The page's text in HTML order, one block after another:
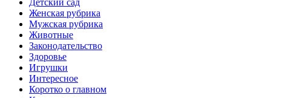
Женская рубрика
Мужская рубрика
Животные
Законодательство
Здоровье
Игрушки
Интересное
Коротко о главном